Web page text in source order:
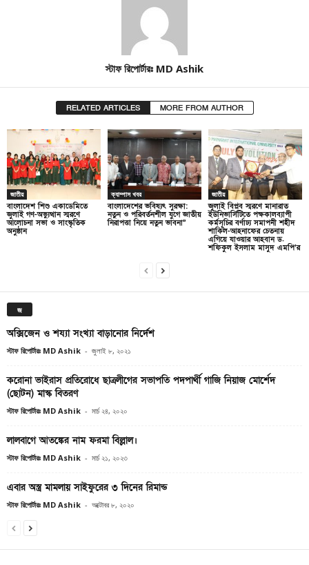
স্টাফ রিপোর্টারঃ MD Ashik
RELATED ARTICLES MORE FROM AUTHOR
জাতীয়
বাংলাদেশ শিশু একাডেমিতে
জুলাই গণ-অভ্যুত্থান স্মরণে
আলোচনা সভা ও সাংস্কৃতিক
অনুষ্ঠান
ক্যাম্পাস খবর
বাংলাদেশের ভবিষ্যৎ সুরক্ষা:
নতুন ও পরিবর্তনশীল যুগে জাতীয়
নিরাপত্তা নিয়ে নতুন ভাবনা”
জাতীয়
জুলাই বিপ্লব স্মরণে মানারাত
ইউনিভার্সিটিতে পক্ষকালব্যাপী
কর্মসূচির বর্ণাঢ্য সমাপনী শহীদ
শাকিল-আহনাফের চেতনায়
এগিয়ে যাওয়ার আহবান ড.
শফিকুল ইসলাম মাসুদ এমপি’র
জ
অক্সিজেন ও শয্যা সংখ্যা বাড়ানোর নির্দেশ
স্টাফ রিপোর্টারঃ MD Ashik - জুলাই ৮, ২০২১
করোনা ভাইরাস প্রতিরোধে ছাত্রলীগের সভাপতি পদপার্থী গাজি নিয়াজ মোর্শেদ
(ছোটন) মাস্ক বিতরণ
স্টাফ রিপোর্টারঃ MD Ashik - মার্চ ২৪, ২০২০
লালবাগে আতঙ্কের নাম ফরমা বিল্লাল।
স্টাফ রিপোর্টারঃ MD Ashik - মার্চ ২১, ২০২৩
এবার অস্ত্র মামলায় সাইফুরের ৩ দিনের রিমান্ড
স্টাফ রিপোর্টারঃ MD Ashik - অক্টোবর ৮, ২০২০